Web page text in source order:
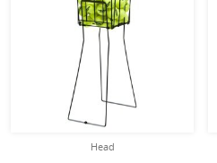
Head